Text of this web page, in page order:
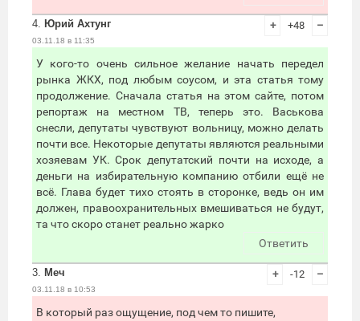
4. Юрий Ахтунг
03.11.18 в 11:35
+ +48 –
У кого-то очень сильное желание начать передел
рынка ЖКХ, под любым соусом, и эта статья тому
продолжение. Сначала статья на этом сайте, потом
репортаж на местном ТВ, теперь это. Васькова
снесли, депутаты чувствуют вольницу, можно делать
почти все. Некоторые депутаты являются реальными
хозяевам УК. Срок депутатский почти на исходе, а
деньги на избирательную компанию отбили ещё не
всё. Глава будет тихо стоять в сторонке, ведь он им
должен, правоохранительных вмешиваться не будут,
та что скоро станет реально жарко
Ответить
3. Меч
03.11.18 в 10:53
+ -12 –
В который раз ощущение, под чем то пишите,